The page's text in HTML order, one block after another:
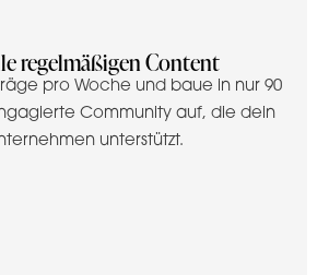
regelmäßigen Content
pro Woche und baue in nur 90
Community auf, die dein
unterstützt.